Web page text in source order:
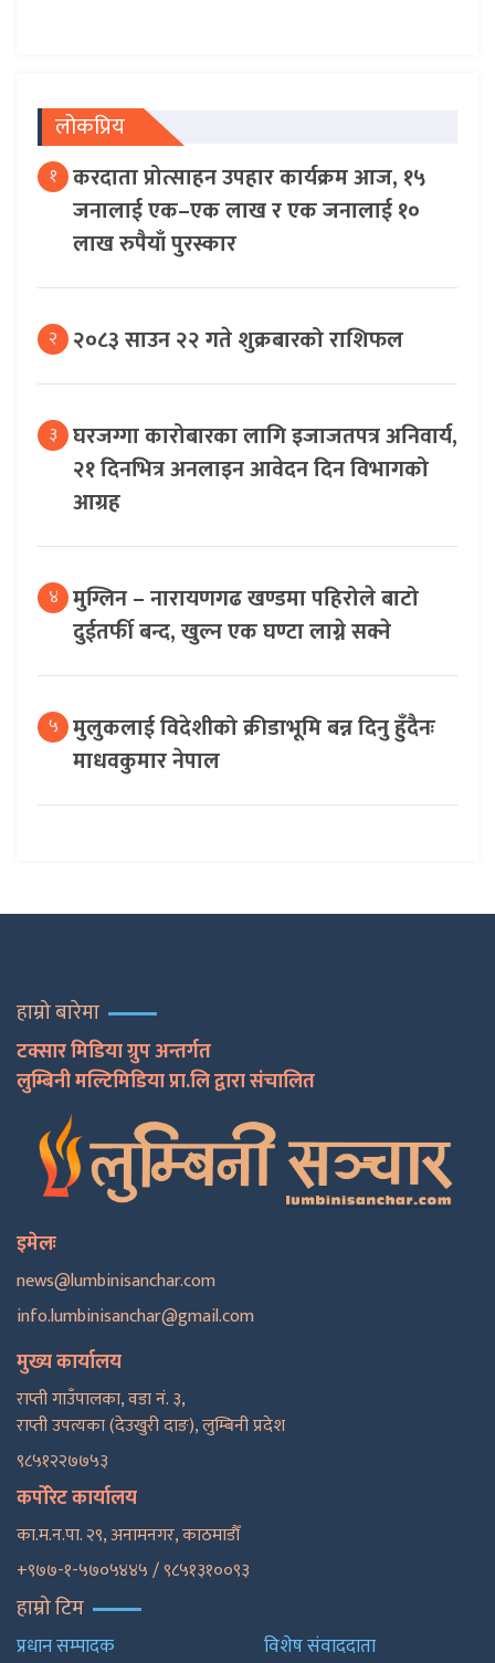
लोकप्रिय
१ करदाता प्रोत्साहन उपहार कार्यक्रम आज, १५
जनालाई एक–एक लाख र एक जनालाई १०
लाख रुपैयाँ पुरस्कार
२ २०८३ साउन २२ गते शुक्रबारको राशिफल
३ घरजग्गा कारोबारका लागि इजाजतपत्र अनिवार्य,
२१ दिनभित्र अनलाइन आवेदन दिन विभागको
आग्रह
४ मुग्लिन – नारायणगढ खण्डमा पहिरोले बाटो
दुईतर्फी बन्द, खुल्न एक घण्टा लाग्ने सक्ने
५ मुलुकलाई विदेशीको क्रीडाभूमि बन्न दिनु हुँदैनः
माधवकुमार नेपाल
हाम्रो बारेमा
टक्सार मिडिया ग्रुप अन्तर्गत
लुम्बिनी मल्टिमिडिया प्रा.लि द्वारा संचालित
इमेलः
news@lumbinisanchar.com
info.lumbinisanchar@gmail.com
मुख्य कार्यालय
राप्ती गाउँपालका, वडा नं. ३,
राप्ती उपत्यका (देउखुरी दाङ), लुम्बिनी प्रदेश
९८५१२२७७५३
कर्पोरेट कार्यालय
का.म.न.पा. २९, अनामनगर, काठमाडाैँ
+९७७-१-५७०५४४५ / ९८५१३१००९३
हाम्रो टिम
प्रधान सम्पादक विशेष संवाददाता